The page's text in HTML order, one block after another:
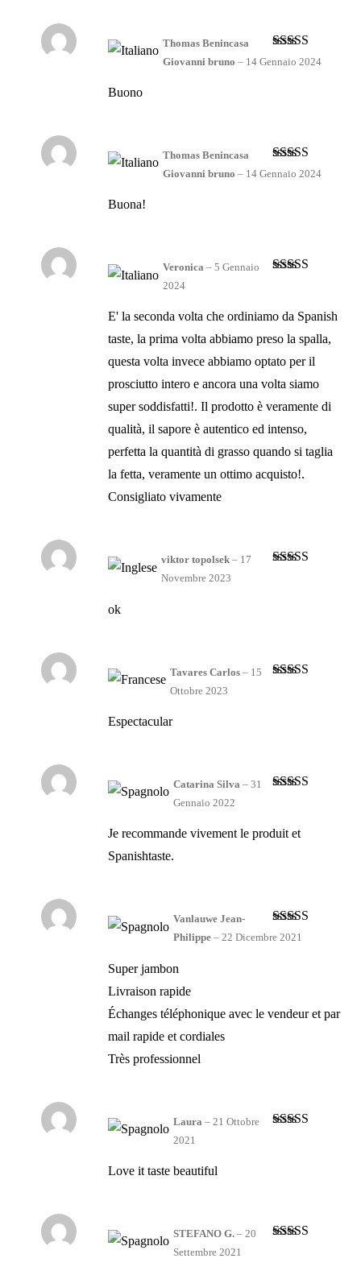
Valutato5
Thomas Benincasa
Giovanni bruno – 14 Gennaio 2024
Buono
Valutato
Thomas Benincasa
Giovanni bruno – 14 Gennaio 2024
Buona!
Veronica – 5 Gennaio
2024
E' la seconda volta che ordiniamo da Spanish
taste, la prima volta abbiamo preso la spalla,
questa volta invece abbiamo optato per il
prosciutto intero e ancora una volta siamo
super soddisfatti!. Il prodotto è veramente di
qualità, il sapore è autentico ed intenso,
perfetta la quantità di grasso quando si taglia
la fetta, veramente un ottimo acquisto!.
Consigliato vivamente
viktor topolsek – 17
Novembre 2023
ok
Tavares Carlos – 15
Ottobre 2023
Espectacular
Catarina Silva – 31
Gennaio 2022
Je recommande vivement le produit et
Spanishtaste.
Valutato
Vanlauwe Jean-
Philippe – 22 Dicembre 2021
Super jambon
Livraison rapide
Échanges téléphonique avec le vendeur et par
mail rapide et cordiales
Très professionnel
Laura – 21 Ottobre
2021
Love it taste beautiful
STEFANO G. – 20
Settembre 2021